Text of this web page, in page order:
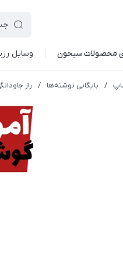
محصولات سیحون وسایل
/ بایگانی نوشته‌ها / راز